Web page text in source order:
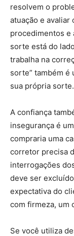
resolvem o
atuação e avaliar
procedimentos e
sorte está do
trabalha na
sorte” também é
sua própria sorte.
A confiança
insegurança é
compraria uma
corretor precisa
interrogações
deve ser
expectativa do
com firmeza, um
Se você utiliza